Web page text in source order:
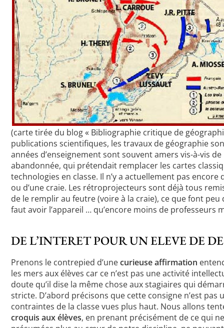
(carte tirée du blog « Bibliographie critique de
publications scientifiques, les travaux de géographie
années d’enseignement sont souvent amers vis-à-vis
abandonnée, qui prétendait remplacer les cartes
technologies en classe. Il n’y a actuellement pas
ou d’une craie. Les rétroprojecteurs sont déjà tous
de le remplir au feutre (voire à la craie), ce que font
faut avoir l’appareil … qu’encore moins de professeurs
DE L’INTERET POUR UN ELEVE DE
Prenons le contrepied d’unecurieuse affirmation
les mers aux élèves car ce n’est pas une activité
doute qu’il dise la même chose aux stagiaires qui
stricte. D’abord précisons que cette consigne n’est
contraintes de la classe vues plus haut. Nous allons
croquis aux élèves, en prenant précisément de ce qui